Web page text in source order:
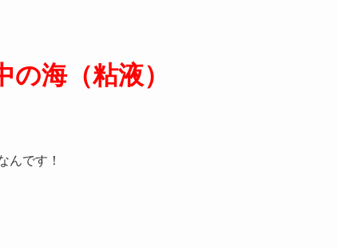
海（粘液）
んです！